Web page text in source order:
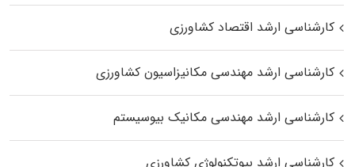
کارشناسی ارشد اقتصاد کشاورزی
کارشناسی ارشد مهندسی مکانیزاسیون کشاورزی
کارشناسی ارشد مهندسی مکانیک بیوسیستم
کارشناسی ارشد بیوتکنولوژی کشاورزی